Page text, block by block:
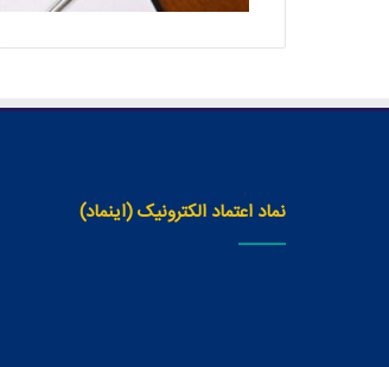
نماد اعتماد الکترونیک (اینماد)